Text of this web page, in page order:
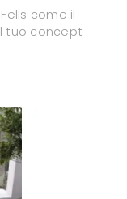
come il
tuo concept